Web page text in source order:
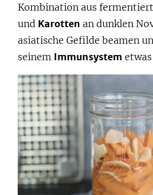
Kombination aus
und Karotten an dunklen
asiatische Gefilde beamen
seinem Immunsystem